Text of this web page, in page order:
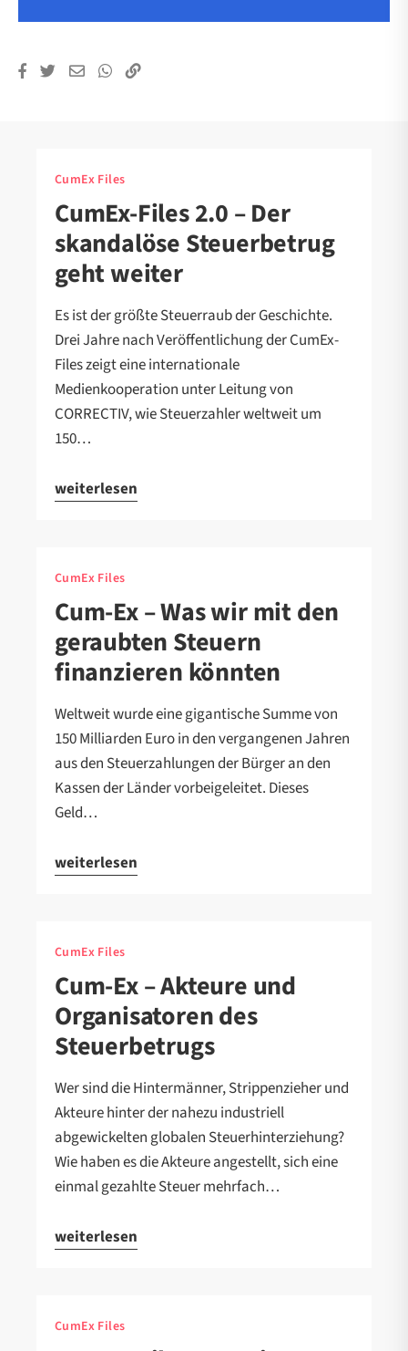
CumEx Files
CumEx-Files 2.0 – Der
skandalöse Steuerbetrug
geht weiter
Es ist der größte Steuerraub der Geschichte.
Drei Jahre nach Veröffentlichung der CumEx-
Files zeigt eine internationale
Medienkooperation unter Leitung von
CORRECTIV, wie Steuerzahler weltweit um
150…
weiterlesen
CumEx Files
Cum-Ex – Was wir mit den
geraubten Steuern
finanzieren könnten
Weltweit wurde eine gigantische Summe von
150 Milliarden Euro in den vergangenen Jahren
aus den Steuerzahlungen der Bürger an den
Kassen der Länder vorbeigeleitet. Dieses
Geld…
weiterlesen
CumEx Files
Cum-Ex – Akteure und
Organisatoren des
Steuerbetrugs
Wer sind die Hintermänner, Strippenzieher und
Akteure hinter der nahezu industriell
abgewickelten globalen Steuerhinterziehung?
Wie haben es die Akteure angestellt, sich eine
einmal gezahlte Steuer mehrfach…
weiterlesen
CumEx Files